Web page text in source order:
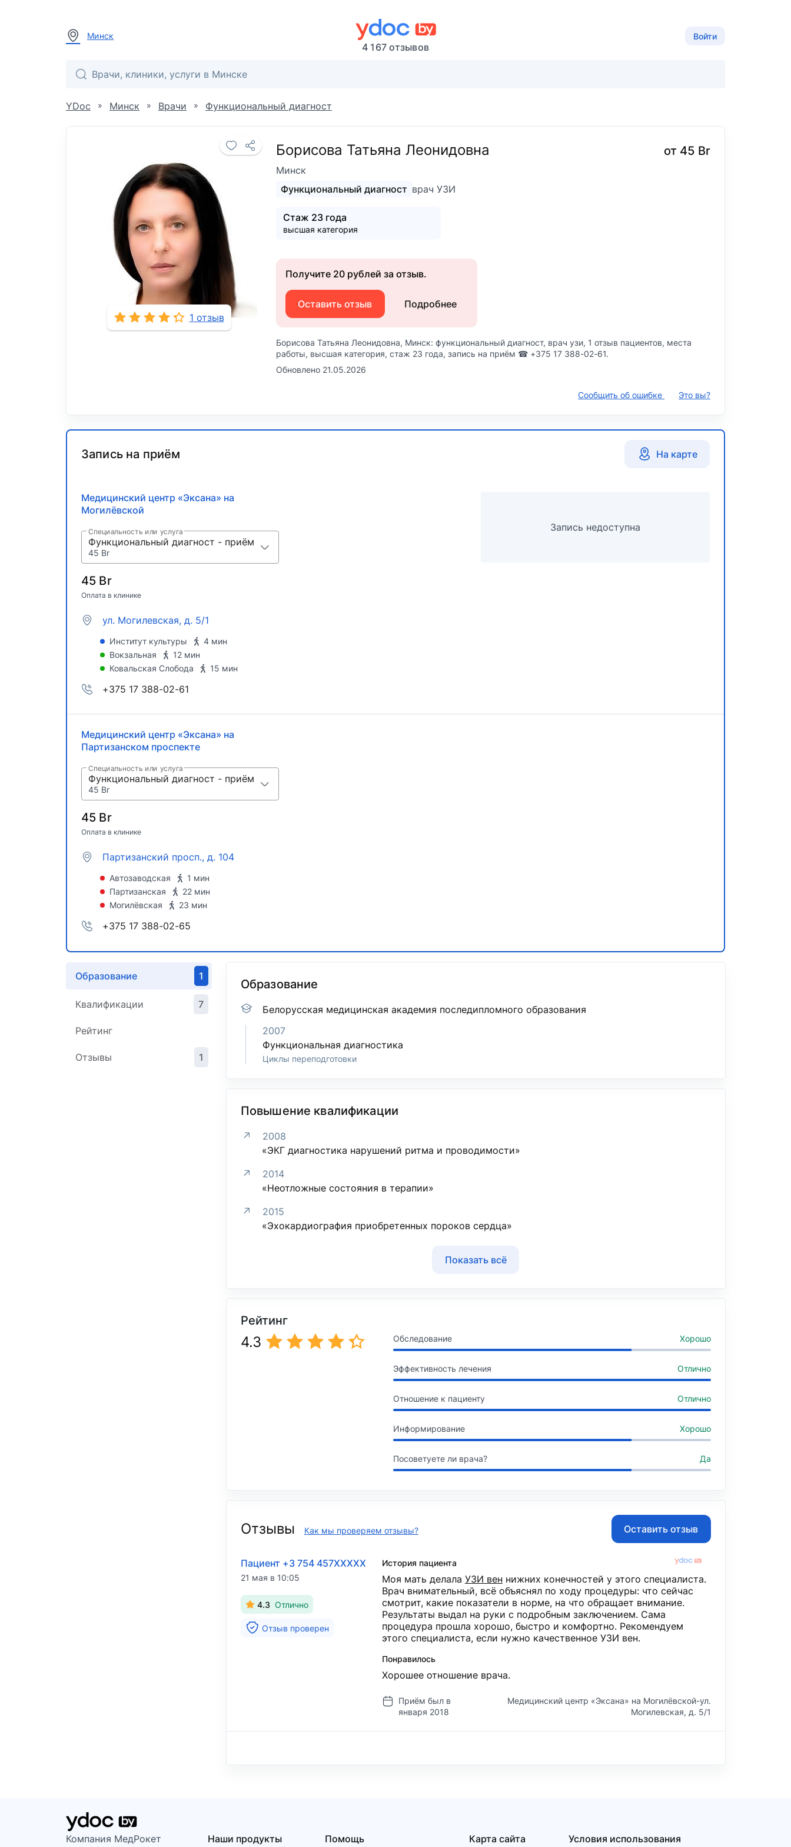
Минск
4 167 отзывов
Войти
YDoc » Минск » Врачи » Функциональный диагност
1 отзыв
Борисова Татьяна Леонидовна
Минск
от 45 Br
Функциональный диагност врач УЗИ
Стаж 23 года
высшая категория
Получите 20 рублей за отзыв.
Оставить отзыв Подробнее
Борисова Татьяна Леонидовна, Минск: функциональный диагност, врач узи, 1 отзыв пациентов, места
работы, высшая категория, стаж 23 года, запись на приём ☎ +375 17 388-02-61.
Обновлено 21.05.2026
Сообщить об ошибке Это вы?
Запись на приём На карте
Медицинский центр «Эксана» на
Могилёвской
Специальность или услуга
Функциональный диагност - приём
45 Br
45 Br
Оплата в клинике
ул. Могилевская, д. 5/1
Институт культуры
4 мин
Вокзальная
12 мин
Ковальская Слобода
15 мин
+375 17 388-02-61
Запись недоступна
Медицинский центр «Эксана» на
Партизанском проспекте
Специальность или услуга
Функциональный диагност - приём
45 Br
45 Br
Оплата в клинике
Партизанский просп., д. 104
Автозаводская
1 мин
Партизанская
22 мин
Могилёвская
23 мин
+375 17 388-02-65
Образование 1
Квалификации 7
Рейтинг
Отзывы 1
Образование
Белорусская медицинская академия последипломного образования
2007
Функциональная диагностика
Циклы переподготовки
Повышение квалификации
2008
«ЭКГ диагностика нарушений ритма и проводимости»
2014
«Неотложные состояния в терапии»
2015
«Эхокардиография приобретенных пороков сердца»
Показать всё
Рейтинг
4.3 Обследование Хорошо
Эффективность лечения Отлично
Отношение к пациенту Отлично
Информирование Хорошо
Посоветуете ли врача? Да
Отзывы Как мы проверяем отзывы? Оставить отзыв
Пациент +3 754 457XXXXX
21 мая в 10:05
4.3 Отлично
Отзыв проверен
История пациента
Моя мать делала УЗИ вен ​ нижних конечностей у этого специалиста.
Врач внимательный, всё объяснял по ходу процедуры: что сейчас
смотрит, какие показатели в норме, на что обращает внимание.
Результаты выдал на руки с подробным заключением. Сама
процедура прошла хорошо, быстро и комфортно. Рекомендуем
этого специалиста, если нужно качественное УЗИ вен.
Понравилось
Хорошее отношение врача.
Приём был в
января 2018
Медицинский центр «Эксана» на Могилёвской-ул.
Могилевская, д. 5/1
Компания МедРокет
Наши продукты
Помощь
Карта сайта
Условия использования